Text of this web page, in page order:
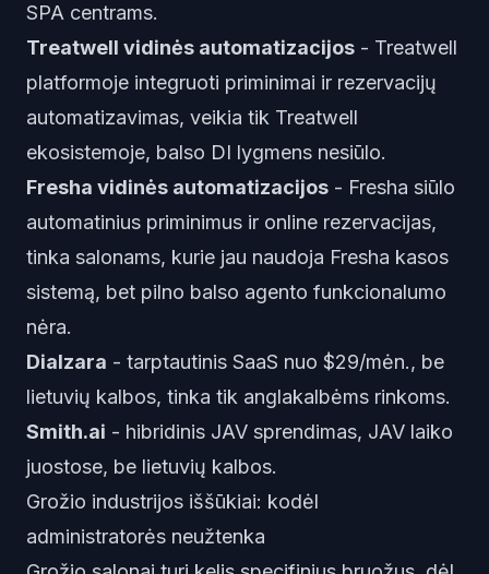
SPA centrams.
Treatwell vidinės automatizacijos - Treatwell
platformoje integruoti priminimai ir rezervacijų
automatizavimas, veikia tik Treatwell
ekosistemoje, balso DI lygmens nesiūlo.
Fresha vidinės automatizacijos - Fresha siūlo
automatinius priminimus ir online rezervacijas,
tinka salonams, kurie jau naudoja Fresha kasos
sistemą, bet pilno balso agento funkcionalumo
nėra.
Dialzara - tarptautinis SaaS nuo $29/mėn., be
lietuvių kalbos, tinka tik anglakalbėms rinkoms.
Smith.ai - hibridinis JAV sprendimas, JAV laiko
juostose, be lietuvių kalbos.
Grožio industrijos iššūkiai: kodėl
administratorės neužtenka